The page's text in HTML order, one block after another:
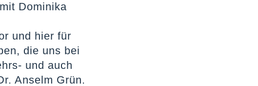
Dominika
und hier für
die uns bei
und auch
Anselm Grün.